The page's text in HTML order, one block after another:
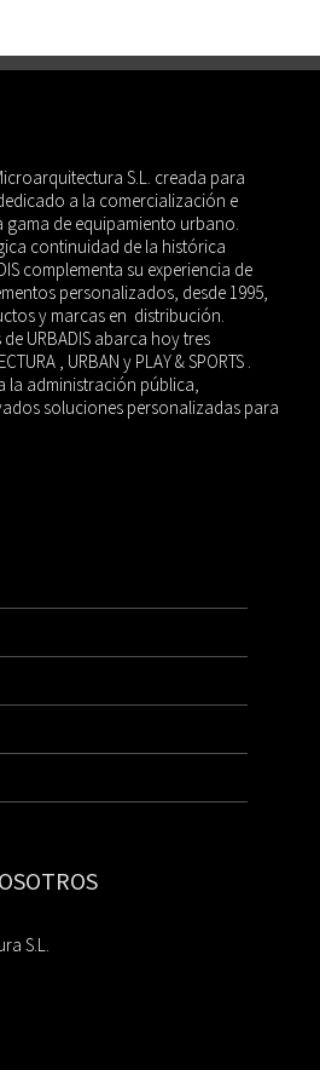
S.L. creada para
a la comercialización e
gama de equipamiento urbano.
continuidad de la histórica
complementa su experiencia de
personalizados, desde 1995,
y marcas en distribución.
URBADIS abarca hoy tres
, URBAN y PLAY & SPORTS .
la administración pública,
soluciones personalizadas para
S.L.